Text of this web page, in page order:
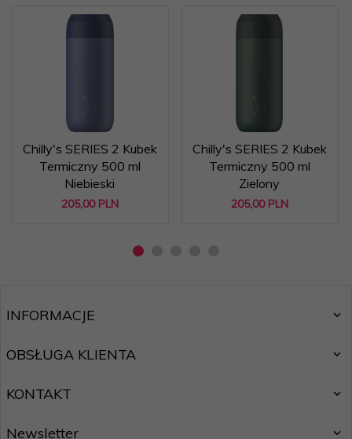
Chilly's SERIES 2 Kubek
Termiczny 500 ml
Niebieski
205,00 PLN
Chilly's SERIES 2 Kubek
Termiczny 500 ml
Zielony
205,00 PLN
INFORMACJE
OBSŁUGA KLIENTA
KONTAKT
Newsletter